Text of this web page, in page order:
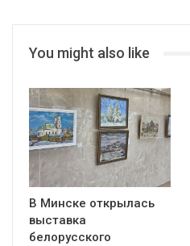
You might also like
В Минске открылась
выставка
белорусского